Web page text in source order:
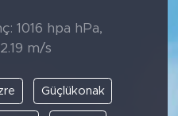
1016 hpa hPa,
m/s
Güçlükonak